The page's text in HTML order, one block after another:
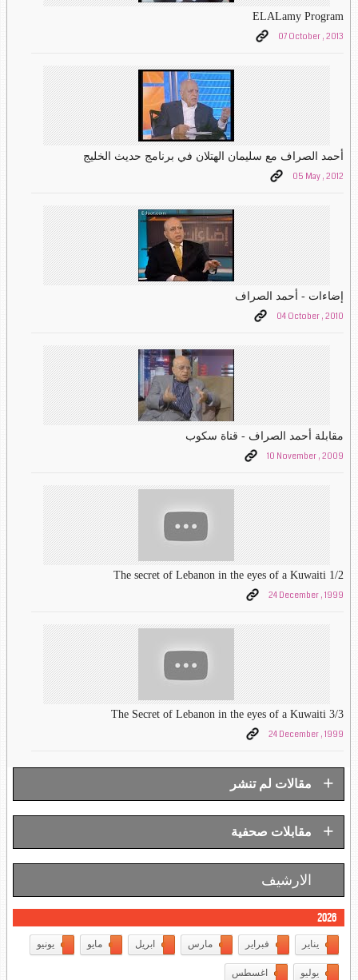
ELALamy Program
07 October , 2013
أحمد الصراف مع سليمان الهتلان في برنامج حديث الخليج
05 May , 2012
إضاءات - أحمد الصراف
04 October , 2010
مقابلة أحمد الصراف - قناة سكوب
10 November , 2009
The secret of Lebanon in the eyes of a Kuwaiti 1/2
24 December , 1999
The Secret of Lebanon in the eyes of a Kuwaiti 3/3
24 December , 1999
مقالات لم تنشر +
مقابلات صحفية +
الارشيف
2026
يناير فبراير مارس ابريل مايو يونيو
يوليو اغسطس